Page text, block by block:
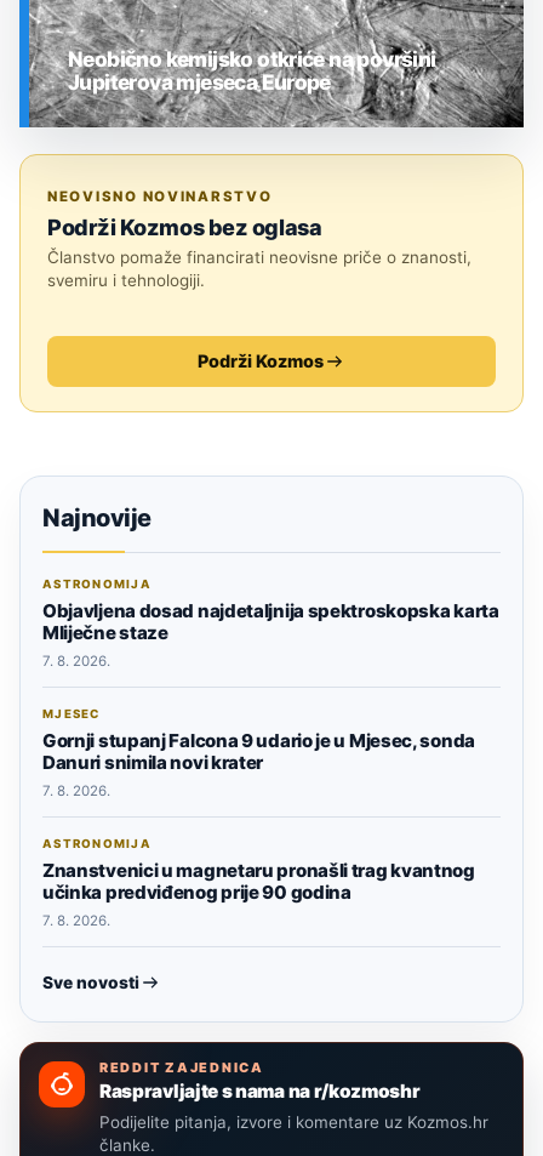
Neobično kemijsko otkriće na površini
Jupiterova mjeseca Europe
NEOVISNO NOVINARSTVO
Podrži Kozmos bez oglasa
Članstvo pomaže financirati neovisne priče o znanosti,
svemiru i tehnologiji.
Podrži Kozmos
Najnovije
ASTRONOMIJA
Objavljena dosad najdetaljnija spektroskopska karta
Mliječne staze
7. 8. 2026.
MJESEC
Gornji stupanj Falcona 9 udario je u Mjesec, sonda
Danuri snimila novi krater
7. 8. 2026.
ASTRONOMIJA
Znanstvenici u magnetaru pronašli trag kvantnog
učinka predviđenog prije 90 godina
7. 8. 2026.
Sve novosti
REDDIT ZAJEDNICA
Raspravljajte s nama na r/kozmoshr
Podijelite pitanja, izvore i komentare uz Kozmos.hr
članke.